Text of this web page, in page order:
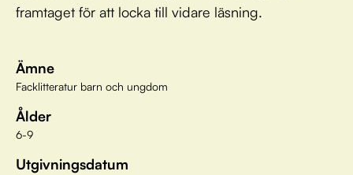
framtaget för att locka till vidare läsning.
Ämne
Facklitteratur barn och ungdom
Ålder
6-9
Utgivningsdatum